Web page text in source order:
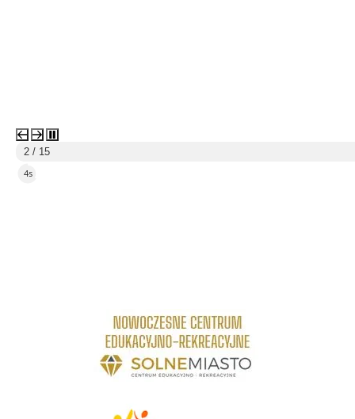
2 / 15
2s
link do strony Centrum Edukacyjno Rekreacyjne